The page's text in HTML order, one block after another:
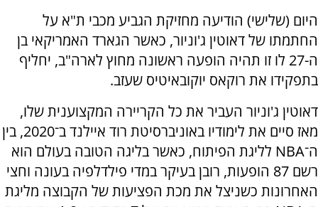
היום (שלישי) הודיעה מחזיקת הגביע מכבי ת"א על
החתמתו של דאוטין ג'וניור, כאשר הגארד האמריקאי בן
ה-27 לו זו תהיה הופעה ראשונה מחוץ לארה"ב, יחליף
בתפקידו את רוקאס יוקובאיטיס שעזב.
דאוטין ג'וניור העביר את כל הקריירה המקצוענית שלו,
מאז סיים את לימודיו באוניברסיטת רוד איילנד ב־2020, בין
ה־NBA לליגת הפיתוח, כאשר בליגה הטובה בעולם הוא
רשם 87 הופעות, רובן בעיקר במדי פילדלפיה בעונה וחצי
האחרונות כשניצל את מכת הפציעות של הקבוצה מליגת